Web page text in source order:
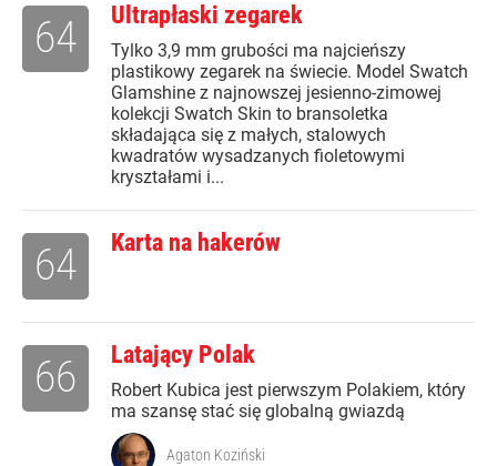
Ultrapłaski zegarek
Tylko 3,9 mm grubości ma najcieńszy
plastikowy zegarek na świecie. Model Swatch
Glamshine z najnowszej jesienno-zimowej
kolekcji Swatch Skin to bransoletka
składająca się z małych, stalowych
kwadratów wysadzanych fioletowymi
kryształami i...
64
Karta na hakerów
64
Latający Polak
Robert Kubica jest pierwszym Polakiem, który
ma szansę stać się globalną gwiazdą
66
Agaton Koziński